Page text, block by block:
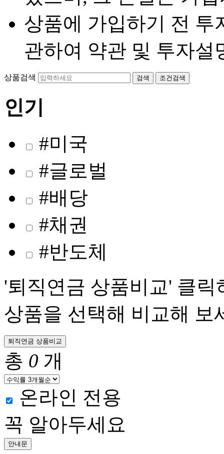
상품에 가입하기 전 투
관하여 약관 및 투자설
상품검색 검색 조건검색
인기
#미국
#글로벌
#배당
#채권
#반도체
'퇴직연금 상품비교' 클릭
상품을 선택해 비교해 보
퇴직연금 상품비교
총 0 개
온라인 전용
꼭 알아두세요
안내문